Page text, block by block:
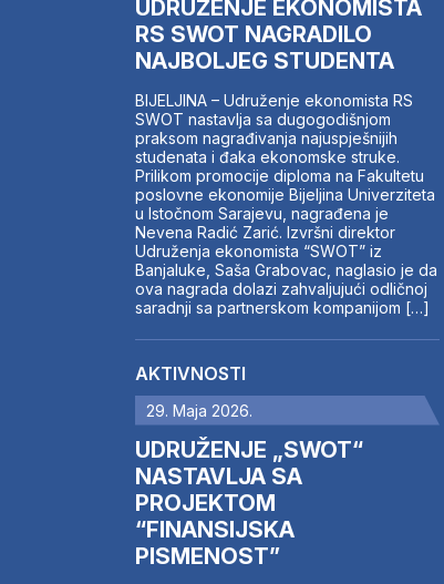
UDRUŽENJE EKONOMISTA
RS SWOT NAGRADILO
NAJBOLJEG STUDENTA
BIJELJINA – Udruženje ekonomista RS
SWOT nastavlja sa dugogodišnjom
praksom nagrađivanja najuspješnijih
studenata i đaka ekonomske struke.
Prilikom promocije diploma na Fakultetu
poslovne ekonomije Bijeljina Univerziteta
u Istočnom Sarajevu, nagrađena je
Nevena Radić Zarić. Izvršni direktor
Udruženja ekonomista “SWOT” iz
Banjaluke, Saša Grabovac, naglasio je da
ova nagrada dolazi zahvaljujući odličnoj
saradnji sa partnerskom kompanijom […]
AKTIVNOSTI
29. Maja 2026.
UDRUŽENJE „SWOT“
NASTAVLJA SA
PROJEKTOM
“FINANSIJSKA
PISMENOST”